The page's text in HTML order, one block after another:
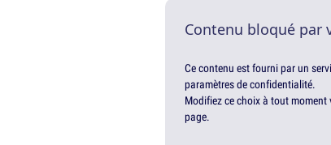
Contenu bloqué par
Ce contenu est fourni par un
paramètres de confidentialité.
Modifiez ce choix à tout
page.